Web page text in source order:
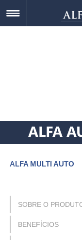
ALFA
ALFA MULTI AUTO
SOBRE O
BENEFÍCIOS